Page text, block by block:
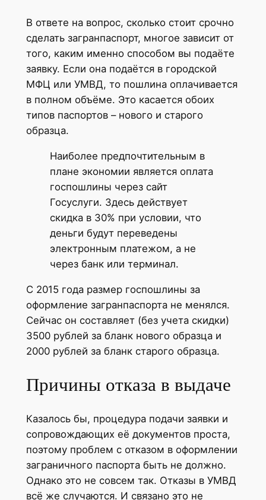
В ответе на вопрос, сколько стоит срочно
сделать загранпаспорт, многое зависит от
того, каким именно способом вы подаёте
заявку. Если она подаётся в городской
МФЦ или УМВД, то пошлина оплачивается
в полном объёме. Это касается обоих
типов паспортов – нового и старого
образца.
Наиболее предпочтительным в
плане экономии является оплата
госпошлины через сайт
Госуслуги. Здесь действует
скидка в 30% при условии, что
деньги будут переведены
электронным платежом, а не
через банк или терминал.
С 2015 года размер госпошлины за
оформление загранпаспорта не менялся.
Сейчас он составляет (без учета скидки)
3500 рублей за бланк нового образца и
2000 рублей за бланк старого образца.
Причины отказа в выдаче
Казалось бы, процедура подачи заявки и
сопровождающих её документов проста,
поэтому проблем с отказом в оформлении
заграничного паспорта быть не должно.
Однако это не совсем так. Отказы в УМВД
всё же случаются. И связано это не